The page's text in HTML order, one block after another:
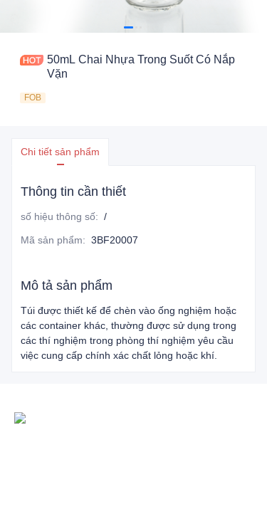
50mL Chai Nhựa Trong Suốt Có Nắp
Vặn
FOB
Chi tiết sản phẩm
Thông tin cần thiết
số hiệu thông số: /
Mã sản phẩm: 3BF20007
Mô tả sản phẩm
Túi được thiết kế để chèn vào ống nghiệm hoặc
các container khác, thường được sử dụng trong
các thí nghiệm trong phòng thí nghiệm yêu cầu
việc cung cấp chính xác chất lỏng hoặc khí.